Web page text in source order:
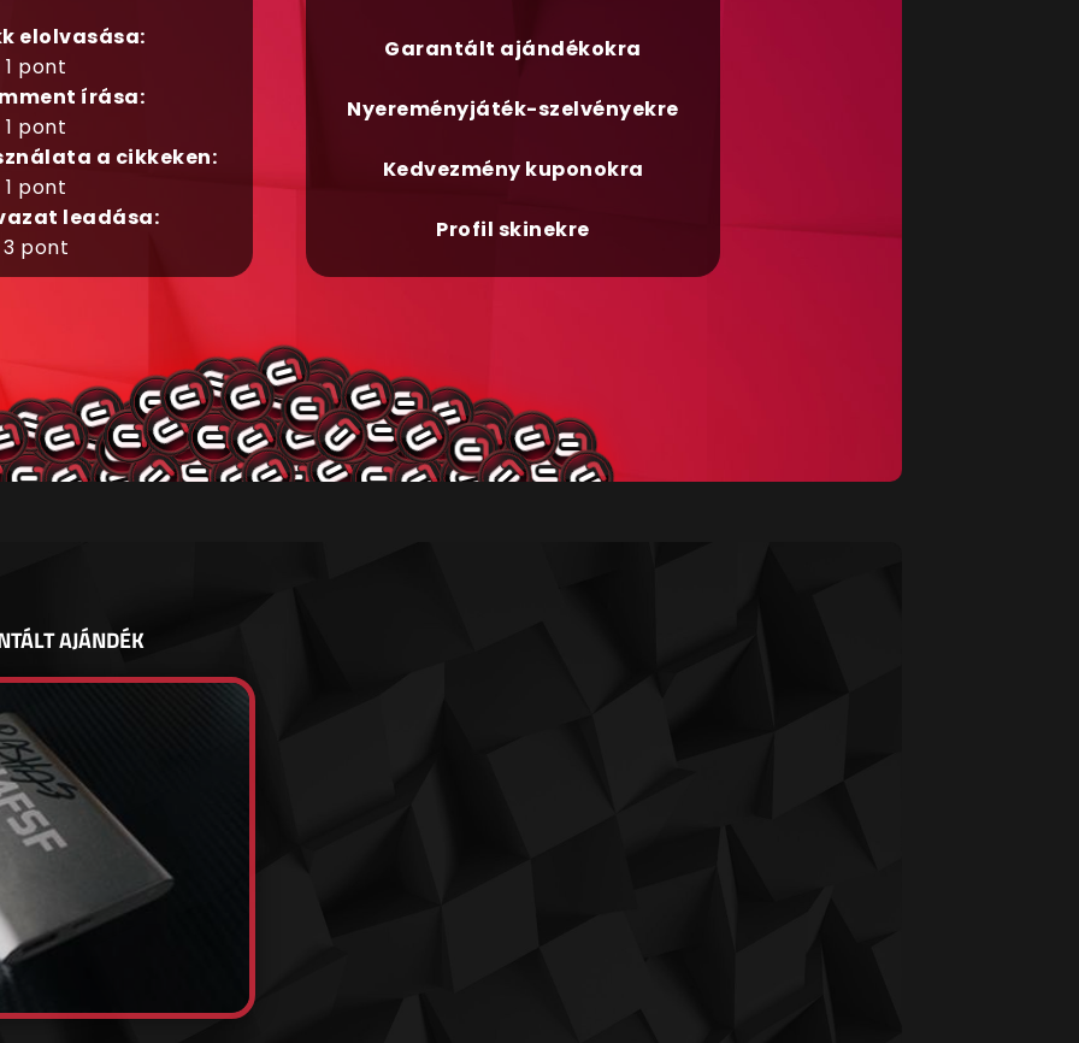
elolvasása:
1 pont
írása:
1 pont
a cikkeken:
1 pont
leadása:
3 pont
Garantált ajándékokra
Nyereményjáték-szelvényekre
Kedvezmény kuponokra
Profil skinekre
AJÁNDÉK